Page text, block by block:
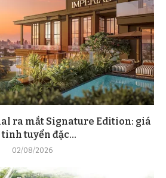
ra mắt Signature Edition: giá
tuyển đặc...
02/08/2026